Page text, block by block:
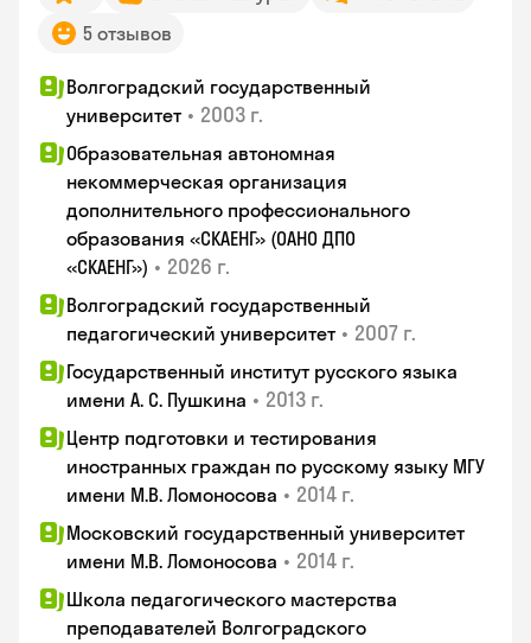
5 отзывов
Волгоградский государственный
университет • 2003 г.
Образовательная автономная
некоммерческая организация
дополнительного профессионального
образования «СКАЕНГ» (ОАНО ДПО
«СКАЕНГ») • 2026 г.
Волгоградский государственный
педагогический университет • 2007 г.
Государственный институт русского языка
имени А. С. Пушкина • 2013 г.
Центр подготовки и тестирования
иностранных граждан по русскому языку МГУ
имени М.В. Ломоносова • 2014 г.
Московский государственный университет
имени М.В. Ломоносова • 2014 г.
Школа педагогического мастерства
преподавателей Волгоградского